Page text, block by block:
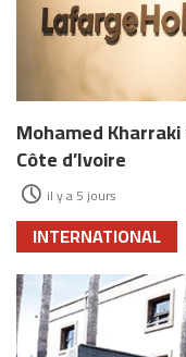
Mohamed
Côte d’Ivoire
il y a 5 jours
INTERNATIONAL